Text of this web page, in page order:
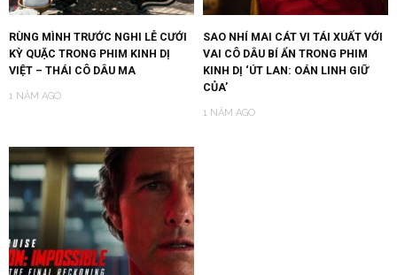
RÙNG MÌNH TRƯỚC NGHI LỄ CƯỚI
KỲ QUẶC TRONG PHIM KINH DỊ
VIỆT – THÁI CÔ DÂU MA
1 NĂM AGO
SAO NHÍ MAI CÁT VI TÁI XUẤT VỚI
VAI CÔ DÂU BÍ ẨN TRONG PHIM
KINH DỊ ‘ÚT LAN: OÁN LINH GIỮ
CỦA’
1 NĂM AGO